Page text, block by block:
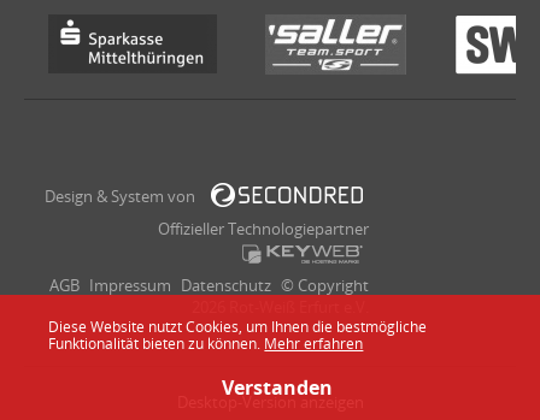
Design & System von
Offizieller Technologiepartner
AGB Impressum Datenschutz © Copyright
Desktop-Version anzeigen
Verstanden
Diese Website nutzt Cookies, um Ihnen die bestmögliche
Funktionalität bieten zu können. Mehr erfahren